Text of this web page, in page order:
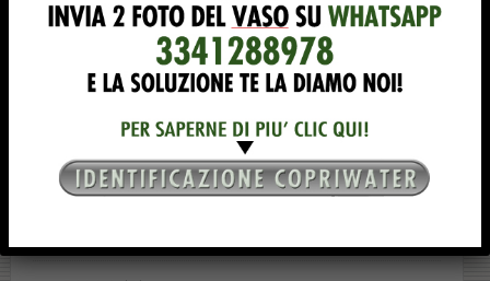
BRENTA (2)
C 52 LIGHT (1)
C 52/54(5)